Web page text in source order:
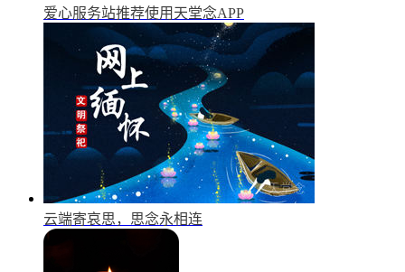
爱心服务站推荐使用天堂念APP
云端寄哀思，思念永相连